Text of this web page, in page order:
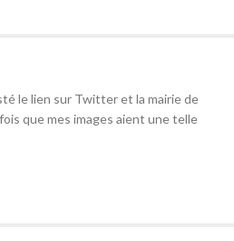
le lien sur Twitter et la mairie de
que mes images aient une telle